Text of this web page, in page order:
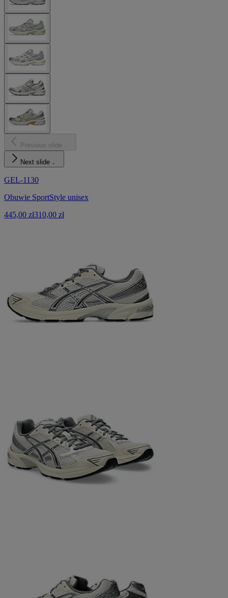
Previous slide
Next slide
GEL-1130
Obuwie SportStyle unisex
445,00 zł310,00 zł